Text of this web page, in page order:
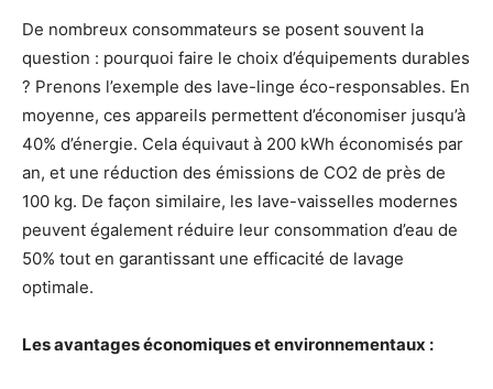
De nombreux consommateurs se posent souvent la
question : pourquoi faire le choix d’équipements durables
? Prenons l’exemple des lave-linge éco-responsables. En
moyenne, ces appareils permettent d’économiser jusqu’à
40% d’énergie. Cela équivaut à 200 kWh économisés par
an, et une réduction des émissions de CO2 de près de
100 kg. De façon similaire, les lave-vaisselles modernes
peuvent également réduire leur consommation d’eau de
50% tout en garantissant une efficacité de lavage
optimale.
Les avantages économiques et environnementaux :